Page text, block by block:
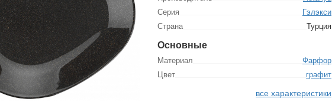
Серия
Гэлэкси
Страна
Турция
Основные
Материал
Фарфор
Цвет
графит
все характеристики